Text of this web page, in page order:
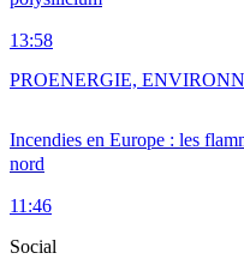
13:58
Incendies en Europe : les
nord
11:46
PROENERGIE,
Social